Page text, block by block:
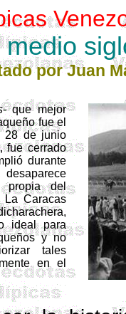
por Juan
- que mejor
fue el
28 de junio
, fue cerrado
durante
propia del
La Caracas
ideal para
y no
tales
en el